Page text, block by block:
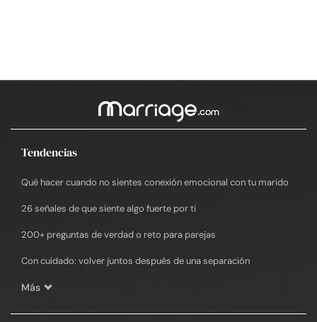
Tendencias
Qué hacer cuando no sientes conexión emocional con tu marido
26 señales de que siente algo fuerte por ti
200+ preguntas de verdad o reto para parejas
Con cuidado: volver juntos después de una separación
Más